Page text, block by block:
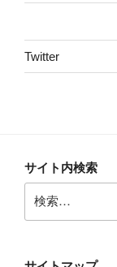
Twitter
サイト内検索
索: